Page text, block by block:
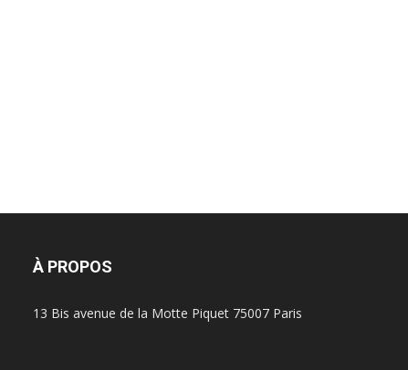
À PROPOS
13 Bis avenue de la Motte Piquet 75007 Paris